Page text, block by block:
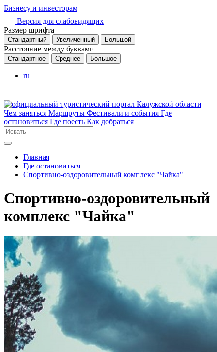
Бизнесу и инвесторам
Версия для слабовидящих
Размер шрифта
Стандартный Увеличенный Большой
Расстояние между буквами
Стандартное Среднее Большое
ru
Чем заняться Маршруты Фестивали и события Где
остановиться Где поесть Как добраться
Главная
Где остановиться
Спортивно-оздоровительный комплекс "Чайка"
Спортивно-оздоровительный
комплекс "Чайка"